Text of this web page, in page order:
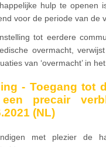
hulp te openen
voor de periode van de
tot eerdere
overmacht,
van ‘overmacht’ in
- Toegang tot
precair
(NL)
met plezier de